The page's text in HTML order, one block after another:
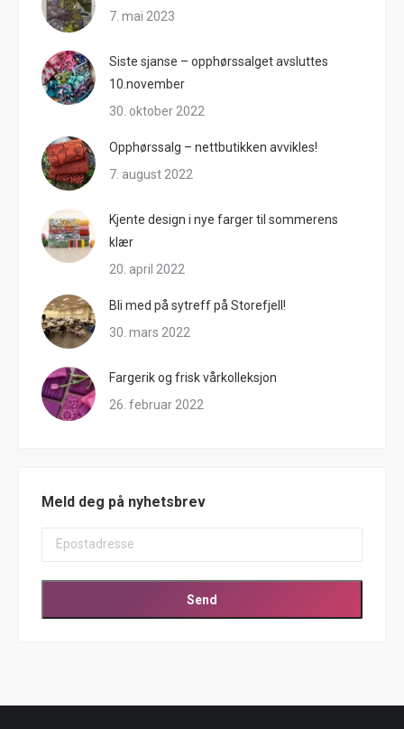
7. mai 2023
Siste sjanse – opphørssalget avsluttes
10.november
30. oktober 2022
Opphørssalg – nettbutikken avvikles!
7. august 2022
Kjente design i nye farger til sommerens
klær
20. april 2022
Bli med på sytreff på Storefjell!
30. mars 2022
Fargerik og frisk vårkolleksjon
26. februar 2022
Meld deg på nyhetsbrev